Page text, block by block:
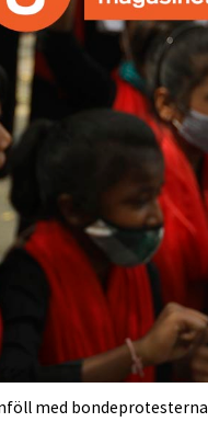
med bondeprotesterna